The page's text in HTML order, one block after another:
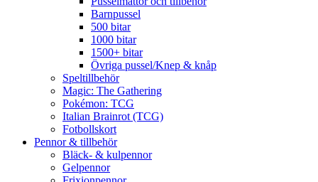
Barnpussel
500 bitar
1000 bitar
1500+ bitar
Övriga pussel/Knep & knåp
Speltillbehör
Magic: The Gathering
Pokémon: TCG
Italian Brainrot (TCG)
Fotbollskort
Pennor & tillbehör
Bläck- & kulpennor
Gelpennor